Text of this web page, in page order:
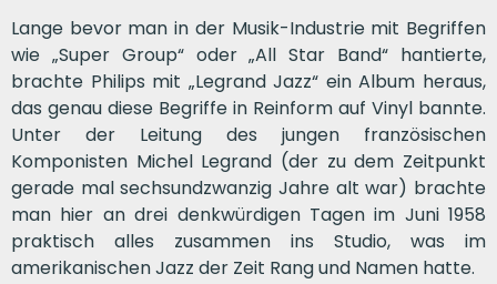
Lange bevor man in der Musik-Industrie mit Begriffen
wie „Super Group“ oder „All Star Band“ hantierte,
brachte Philips mit „Legrand Jazz“ ein Album heraus,
das genau diese Begriffe in Reinform auf Vinyl bannte.
Unter der Leitung des jungen französischen
Komponisten Michel Legrand (der zu dem Zeitpunkt
gerade mal sechsundzwanzig Jahre alt war) brachte
man hier an drei denkwürdigen Tagen im Juni 1958
praktisch alles zusammen ins Studio, was im
amerikanischen Jazz der Zeit Rang und Namen hatte.